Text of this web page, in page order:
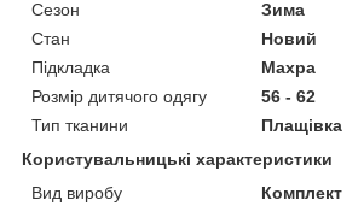
Сезон
Зима
Стан
Новий
Підкладка
Махра
Розмір дитячого одягу
56 - 62
Тип тканини
Плащівка
Користувальницькі характеристики
Вид виробу
Комплект